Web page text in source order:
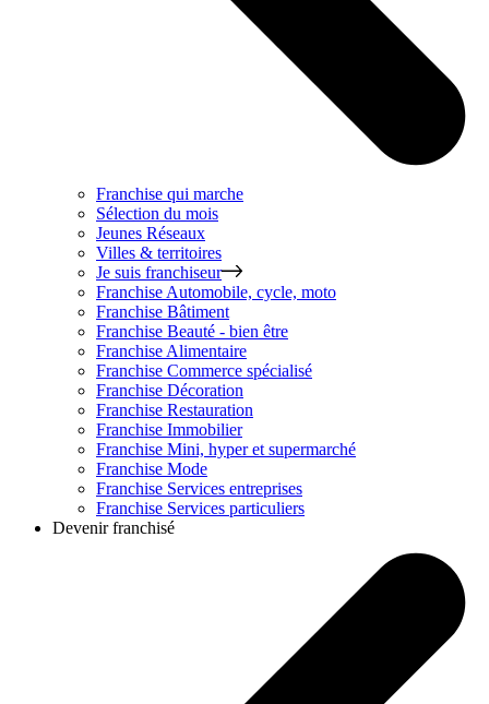
Franchise qui marche
Sélection du mois
Jeunes Réseaux
Villes & territoires
Je suis franchiseur
Franchise Automobile, cycle, moto
Franchise Bâtiment
Franchise Beauté - bien être
Franchise Alimentaire
Franchise Commerce spécialisé
Franchise Décoration
Franchise Restauration
Franchise Immobilier
Franchise Mini, hyper et supermarché
Franchise Mode
Franchise Services entreprises
Franchise Services particuliers
Devenir franchisé